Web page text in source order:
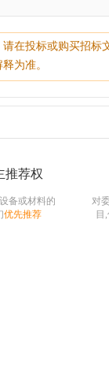
在投标或购买招
为准。
推荐权
备或材料的
优先推荐
对
目